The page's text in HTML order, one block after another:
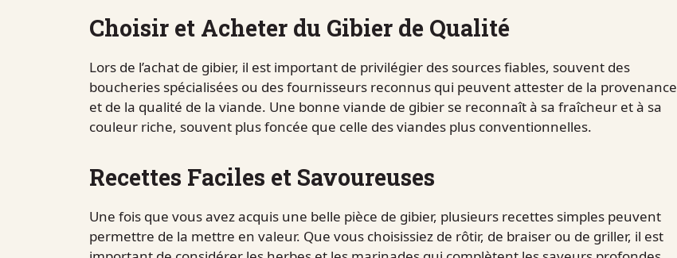
Choisir et Acheter du Gibier de Qualité
Lors de l’achat de gibier, il est important de privilégier des sources fiables, souvent des
boucheries spécialisées ou des fournisseurs reconnus qui peuvent attester de la provenance
et de la qualité de la viande. Une bonne viande de gibier se reconnaît à sa fraîcheur et à sa
couleur riche, souvent plus foncée que celle des viandes plus conventionnelles.
Recettes Faciles et Savoureuses
Une fois que vous avez acquis une belle pièce de gibier, plusieurs recettes simples peuvent
permettre de la mettre en valeur. Que vous choisissiez de rôtir, de braiser ou de griller, il est